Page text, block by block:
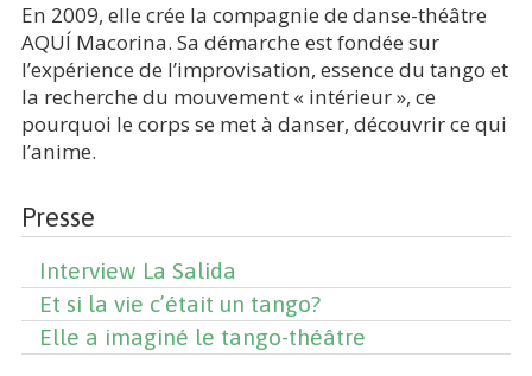
En 2009, elle crée la compagnie de danse-théâtre
AQUÍ Macorina. Sa démarche est fondée sur
l’expérience de l’improvisation, essence du tango et
la recherche du mouvement « intérieur », ce
pourquoi le corps se met à danser, découvrir ce qui
l’anime.
Presse
Interview La Salida
Et si la vie c’était un tango?
Elle a imaginé le tango-théâtre